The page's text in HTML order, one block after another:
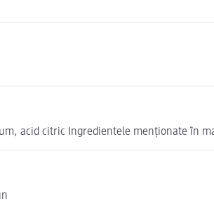
acid citric Ingredientele menționate în